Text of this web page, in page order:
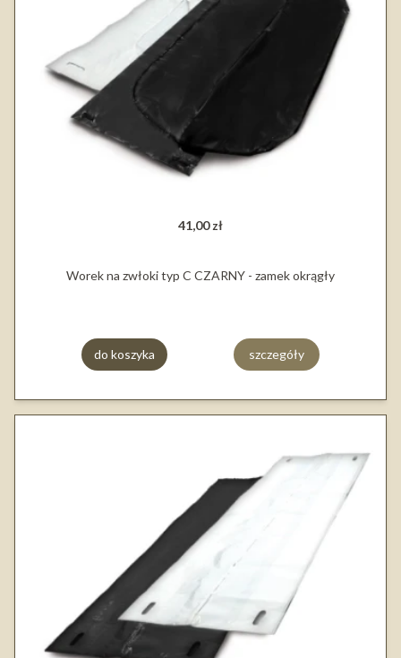
41,00 zł
Worek na zwłoki typ C CZARNY - zamek okrągły
do koszyka szczegóły